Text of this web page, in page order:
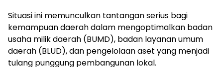
Situasi ini memunculkan tantangan serius bagi
kemampuan daerah dalam mengoptimalkan badan
usaha milik daerah (BUMD), badan layanan umum
daerah (BLUD), dan pengelolaan aset yang menjadi
tulang punggung pembangunan lokal.